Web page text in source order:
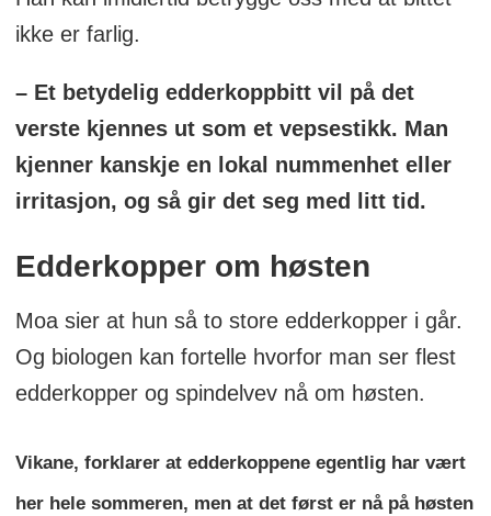
ikke er farlig.
– Et betydelig edderkoppbitt vil på det
verste kjennes ut som et vepsestikk. Man
kjenner kanskje en lokal nummenhet eller
irritasjon, og så gir det seg med litt tid.
Edderkopper om høsten
Moa sier at hun så to store edderkopper i går.
Og biologen kan fortelle hvorfor man ser flest
edderkopper og spindelvev nå om høsten.
Vikane, forklarer at edderkoppene egentlig har vært
her hele sommeren, men at det først er nå på høsten